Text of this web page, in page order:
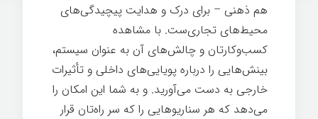
هم ذهنی – برای درک و هدایت پیچیدگی‌های
محیط‌های تجاری‌ست. با مشاهده
کسب‌وکارتان و چالش‌های آن به عنوان سیستم،
بینش‌هایی را درباره پویایی‌های داخلی و تأثیرات
خارجی به دست می‌آورید. و به شما این امکان را
می‌دهد که هر سناریوهایی را که سر راه‌تان قرار